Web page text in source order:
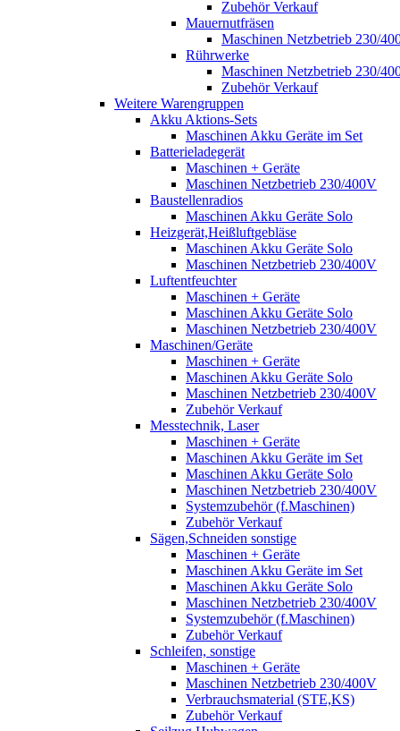
Zubehör Verkauf
Mauernutfräsen
Maschinen Netzbetrieb 230/
Rührwerke
Maschinen Netzbetrieb 230/
Zubehör Verkauf
Weitere Warengruppen
Akku Aktions-Sets
Maschinen Akku Geräte im Set
Batterieladegerät
Maschinen + Geräte
Maschinen Netzbetrieb 230/400V
Baustellenradios
Maschinen Akku Geräte Solo
Heizgerät,Heißluftgebläse
Maschinen Akku Geräte Solo
Maschinen Netzbetrieb 230/400V
Luftentfeuchter
Maschinen + Geräte
Maschinen Akku Geräte Solo
Maschinen Netzbetrieb 230/400V
Maschinen/Geräte
Maschinen + Geräte
Maschinen Akku Geräte Solo
Maschinen Netzbetrieb 230/400V
Zubehör Verkauf
Messtechnik, Laser
Maschinen + Geräte
Maschinen Akku Geräte im Set
Maschinen Akku Geräte Solo
Maschinen Netzbetrieb 230/400V
Systemzubehör (f.Maschinen)
Zubehör Verkauf
Sägen,Schneiden sonstige
Maschinen + Geräte
Maschinen Akku Geräte im Set
Maschinen Akku Geräte Solo
Maschinen Netzbetrieb 230/400V
Systemzubehör (f.Maschinen)
Zubehör Verkauf
Schleifen, sonstige
Maschinen + Geräte
Maschinen Netzbetrieb 230/400V
Verbrauchsmaterial (STE,KS)
Zubehör Verkauf